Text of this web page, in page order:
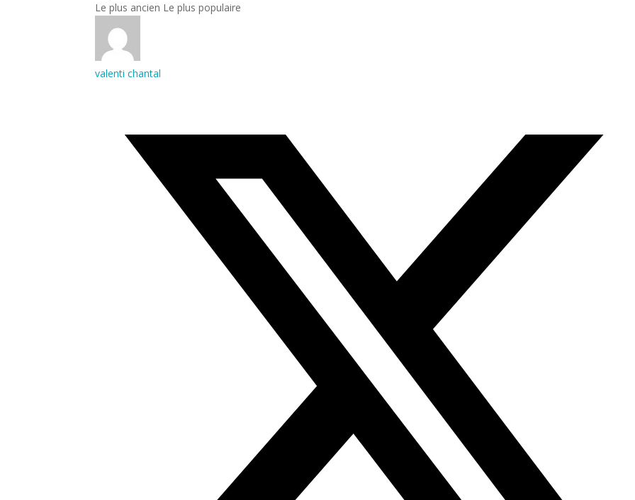
Le plus ancien Le plus populaire
valenti chantal